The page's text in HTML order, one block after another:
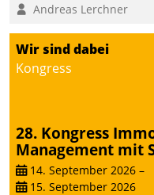
Andreas Lerchner
Wir sind dabei
Kongress
28. Kongress
Management mit
14. September 2026 –
15. September 2026